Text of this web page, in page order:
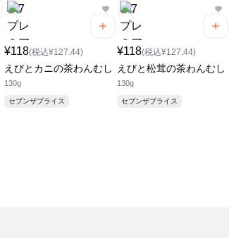
¥118(税込¥127.44)
えびとカニの茶わんむし
130g
セブンザプライス
¥118(税込¥127.44)
えびと松茸の茶わんむし
130g
セブンザプライス